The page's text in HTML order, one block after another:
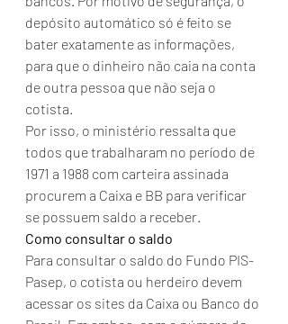
depósito automático só é feito se
bater exatamente as informações,
para que o dinheiro não caia na conta
de outra pessoa que não seja o
cotista.
Por isso, o ministério ressalta que
todos que trabalharam no período de
1971 a 1988 com carteira assinada
procurem a Caixa e BB para verificar
se possuem saldo a receber.
Como consultar o saldo
Para consultar o saldo do Fundo PIS-
Pasep, o cotista ou herdeiro devem
acessar os sites da Caixa ou Banco do